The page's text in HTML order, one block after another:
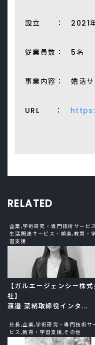
設立 ： 2021
従業員数： 5名
事業内容： 婚活サ
URL ：
RELATED
企業,学術研究・専門技術サービ
生活関連サービス・娯楽,教育・
習支援
【ガルエージェンシー株式
社】
渡邉 菜緒取締役インタ...
社長,企業,学術研究・専門技術サ
ビス,教育・学習支援,その他